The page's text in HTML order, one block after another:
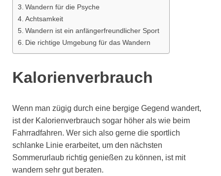
Wandern für die Psyche
Achtsamkeit
Wandern ist ein anfängerfreundlicher Sport
Die richtige Umgebung für das Wandern
Kalorienverbrauch
Wenn man zügig durch eine bergige Gegend wandert,
ist der Kalorienverbrauch sogar höher als wie beim
Fahrradfahren. Wer sich also gerne die sportlich
schlanke Linie erarbeitet, um den nächsten
Sommerurlaub richtig genießen zu können, ist mit
wandern sehr gut beraten.